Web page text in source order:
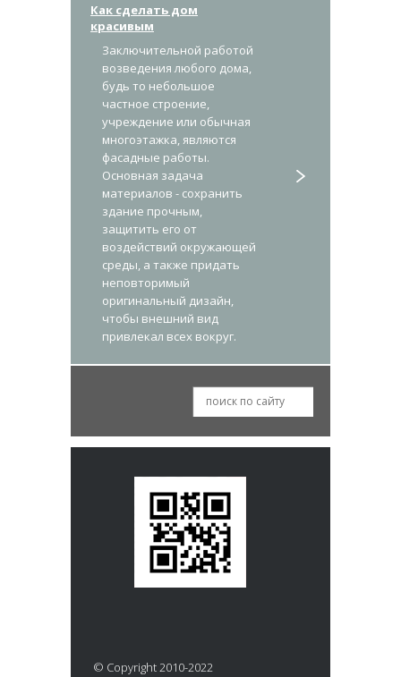
Как сделать дом
красивым
Заключительной работой
возведения любого дома,
будь то небольшое
частное строение,
учреждение или обычная
многоэтажка, являются
фасадные работы.
Основная задача
материалов - сохранить
здание прочным,
защитить его от
воздействий окружающей
среды, а также придать
неповторимый
оригинальный дизайн,
чтобы внешний вид
привлекал всех вокруг.
© Copyright 2010-2022